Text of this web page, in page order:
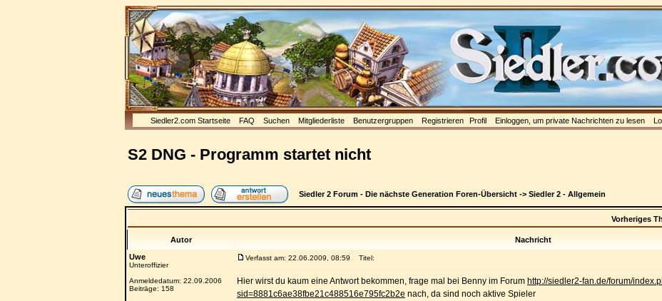
Siedler2.com Startseite FAQ Suchen Mitgliederliste Benutzergruppen Registrieren Profil Einloggen, um private Nachrichten zu lesen
S2 DNG - Programm startet nicht
Siedler 2 Forum - Die nächste Generation Foren-Übersicht -> Siedler 2 - Allgemein
Vorheriges
Autor
Nachricht
Uwe
Unteroffizier
Anmeldedatum: 22.09.2006
Beiträge: 158
Verfasst am: 22.06.2009, 08:59 Titel:
Hier wirst du kaum eine Antwort bekommen, frage mal bei Benny im Forum http://siedler2-fan.de/forum/
sid=8881c6ae38fbe21c488516e795fc2b2e nach, da sind noch aktive Spieler